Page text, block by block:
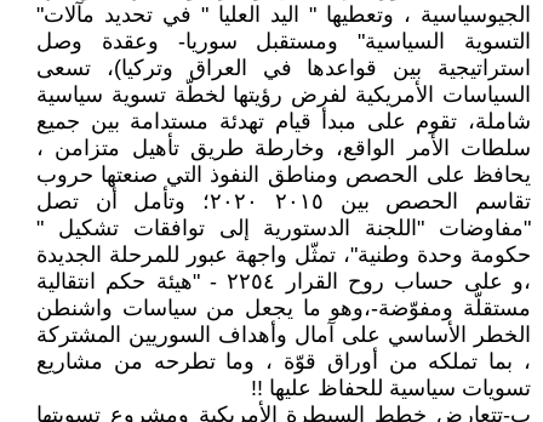
الجيوسياسية ، وتعطيها " اليد العليا " في تحديد مآلات"
التسوية السياسية" ومستقبل سوريا- وعقدة وصل
استراتيجية بين قواعدها في العراق وتركيا)، تسعى
السياسات الأمريكية لفرض رؤيتها لخطّة تسوية سياسية
شاملة، تقوم على مبدأ قيام تهدئة مستدامة بين جميع
سلطات الأمر الواقع، وخارطة طريق تأهيل متزامن ،
يحافظ على الحصص ومناطق النفوذ التي صنعتها حروب
تقاسم الحصص بين ٢٠١٥ ٢٠٢٠؛ وتأمل أن تصل
"مفاوضات "اللجنة الدستورية إلى توافقات تشكيل "
حكومة وحدة وطنية"، تمثّل واجهة عبور للمرحلة الجديدة
،و على حساب روح القرار ٢٢٥٤ - "هيئة حكم انتقالية
مستقلّة ومفوّضة-،وهو ما يجعل من سياسات واشنطن
الخطر الأساسي على آمال وأهداف السوريين المشتركة
، بما تملكه من أوراق قوّة ، وما تطرحه من مشاريع
تسويات سياسية للحفاظ عليها !!
ب-تتعارض خطط السيطرة الأمريكية ومشروع تسويتها